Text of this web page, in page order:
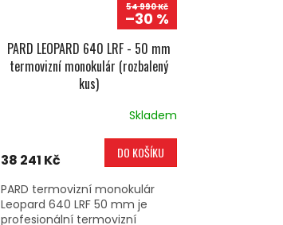
54 990 Kč
–30 %
PARD LEOPARD 640 LRF - 50 mm
termovizní monokulár (rozbalený
kus)
Skladem
38 241 Kč DO KOŠÍKU
PARD termovizní monokulár
Leopard 640 LRF 50 mm je
profesionální termovizní